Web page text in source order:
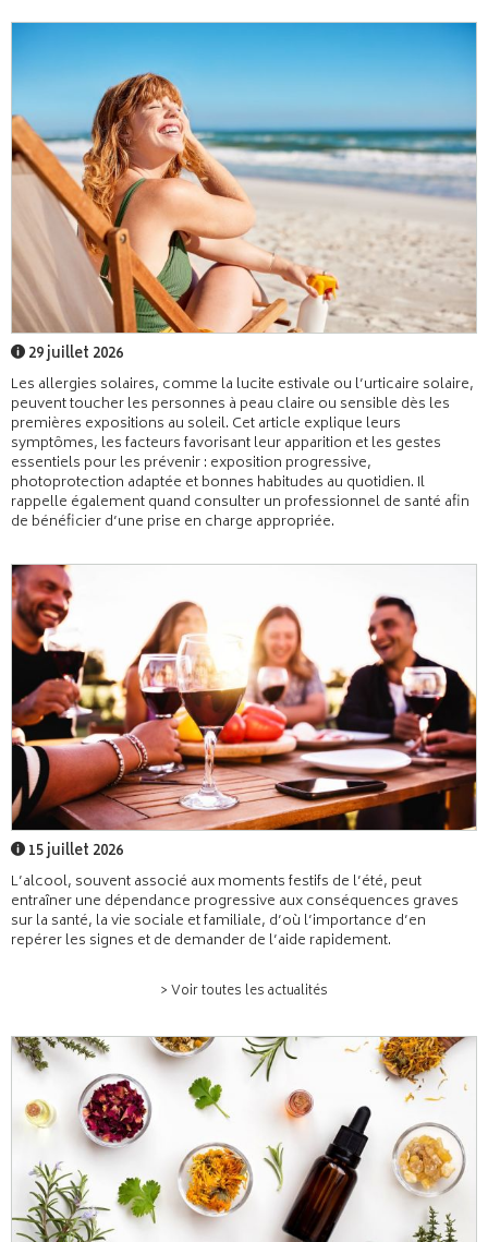
29 juillet 2026
Les allergies solaires, comme la lucite estivale ou l’urticaire solaire,
peuvent toucher les personnes à peau claire ou sensible dès les
premières expositions au soleil. Cet article explique leurs
symptômes, les facteurs favorisant leur apparition et les gestes
essentiels pour les prévenir : exposition progressive,
photoprotection adaptée et bonnes habitudes au quotidien. Il
rappelle également quand consulter un professionnel de santé afin
de bénéficier d’une prise en charge appropriée.
15 juillet 2026
L’alcool, souvent associé aux moments festifs de l’été, peut
entraîner une dépendance progressive aux conséquences graves
sur la santé, la vie sociale et familiale, d’où l’importance d’en
repérer les signes et de demander de l’aide rapidement.
> Voir toutes les actualités